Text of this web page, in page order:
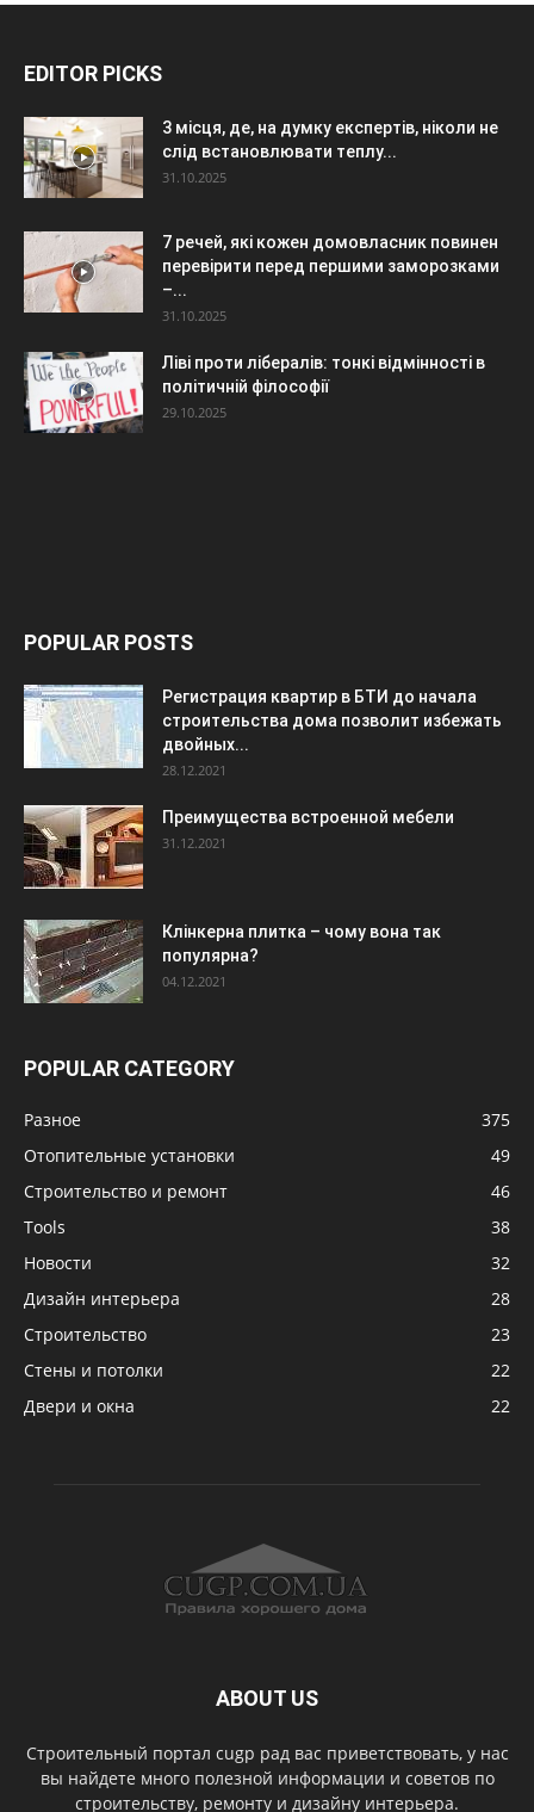
EDITOR PICKS
3 місця, де, на думку експертів, ніколи не
слід встановлювати теплу...
31.10.2025
7 речей, які кожен домовласник повинен
перевірити перед першими заморозками
–...
31.10.2025
Ліві проти лібералів: тонкі відмінності в
політичній філософії
29.10.2025
POPULAR POSTS
Регистрация квартир в БТИ до начала
строительства дома позволит избежать
двойных...
28.12.2021
Преимущества встроенной мебели
31.12.2021
Клінкерна плитка – чому вона так
популярна?
04.12.2021
POPULAR CATEGORY
Разное
375
Отопительные установки
49
Строительство и ремонт
46
Tools
38
Новости
32
Дизайн интерьера
28
Строительство
23
Стены и потолки
22
Двери и окна
22
ABOUT US
Строительный портал cugp рад вас приветствовать, у нас
вы найдете много полезной информации и советов по
строительству, ремонту и дизайну интерьера.